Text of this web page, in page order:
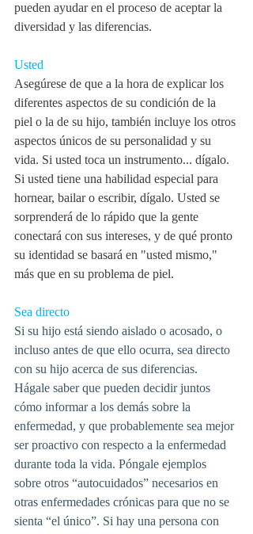
pueden ayudar en el proceso de aceptar la
diversidad y las diferencias.
Usted
Asegúrese de que a la hora de explicar los
diferentes aspectos de su condición de la
piel o la de su hijo, también incluye los otros
aspectos únicos de su personalidad y su
vida. Si usted toca un instrumento... dígalo.
Si usted tiene una habilidad especial para
hornear, bailar o escribir, dígalo. Usted se
sorprenderá de lo rápido que la gente
conectará con sus intereses, y de qué pronto
su identidad se basará en "usted mismo,"
más que en su problema de piel.
Sea directo
Si su hijo está siendo aislado o acosado, o
incluso antes de que ello ocurra, sea directo
con su hijo acerca de sus diferencias.
Hágale saber que pueden decidir juntos
cómo informar a los demás sobre la
enfermedad, y que probablemente sea mejor
ser proactivo con respecto a la enfermedad
durante toda la vida. Póngale ejemplos
sobre otros “autocuidados” necesarios en
otras enfermedades crónicas para que no se
sienta “el único”. Si hay una persona con